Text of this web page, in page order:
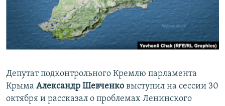
ПОБЕДИТЕЛЕЙ НЕ СУДЯТ?
КРЫМ.НЕПОКОРЕННЫЙ
ELIFBE
ПРИСОЕДИНЯЙТЕСЬ!
Все сайты RFE/RL
Депутат подконтрольного Кремлю парламента
Крыма Александр Шевченко выступил на сессии 30
октября и рассказал о проблемах Ленинского